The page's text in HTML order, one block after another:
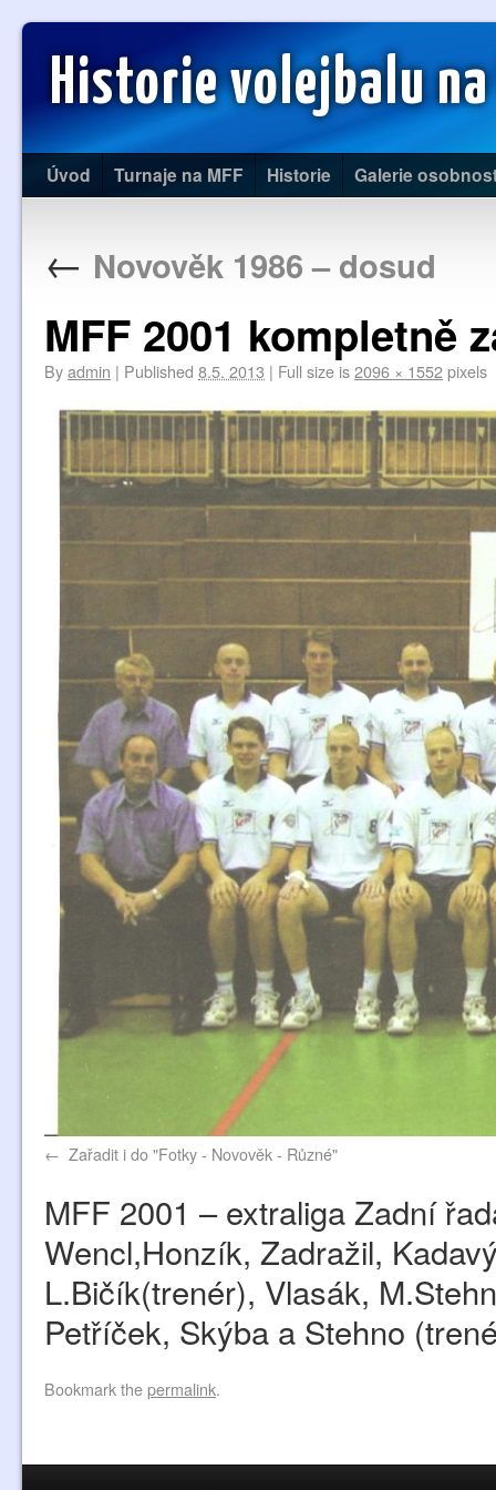
Historie volejbalu na
Úvod Turnaje na MFF Historie Galerie
← Novověk 1986 – dosud
MFF 2001 kompletně
Byadmin | Published 8.5. 2013 | Full size is2096 × 1552pixels
Zařadit i do "Fotky - Novověk - Různé"
MFF 2001 – extraliga Zadní
Wencl,Honzík, Zadražil,
L.Bičík(trenér), Vlasák,
Petříček, Skýba a Stehno
Bookmark thepermalink.